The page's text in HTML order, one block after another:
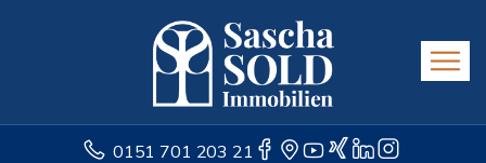
0151 701 203 21